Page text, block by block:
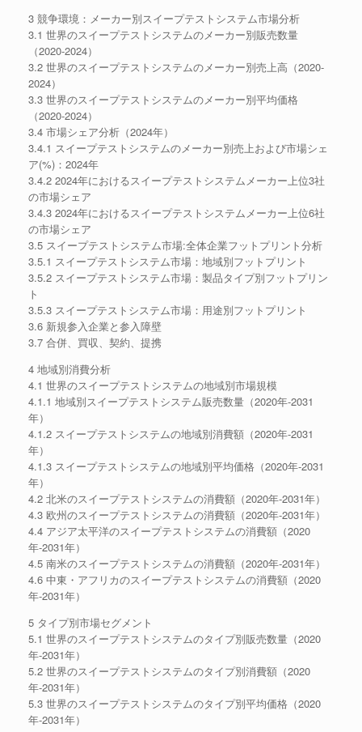
3 競争環境：メーカー別スイープテストシステム市場分析
3.1 世界のスイープテストシステムのメーカー別販売数量
（2020-2024）
3.2 世界のスイープテストシステムのメーカー別売上高（2020-
2024）
3.3 世界のスイープテストシステムのメーカー別平均価格
（2020-2024）
3.4 市場シェア分析（2024年）
3.4.1 スイープテストシステムのメーカー別売上および市場シェ
ア(%)：2024年
3.4.2 2024年におけるスイープテストシステムメーカー上位3社
の市場シェア
3.4.3 2024年におけるスイープテストシステムメーカー上位6社
の市場シェア
3.5 スイープテストシステム市場:全体企業フットプリント分析
3.5.1 スイープテストシステム市場：地域別フットプリント
3.5.2 スイープテストシステム市場：製品タイプ別フットプリン
ト
3.5.3 スイープテストシステム市場：用途別フットプリント
3.6 新規参入企業と参入障壁
3.7 合併、買収、契約、提携
4 地域別消費分析
4.1 世界のスイープテストシステムの地域別市場規模
4.1.1 地域別スイープテストシステム販売数量（2020年-2031
年）
4.1.2 スイープテストシステムの地域別消費額（2020年-2031
年）
4.1.3 スイープテストシステムの地域別平均価格（2020年-2031
年）
4.2 北米のスイープテストシステムの消費額（2020年-2031年）
4.3 欧州のスイープテストシステムの消費額（2020年-2031年）
4.4 アジア太平洋のスイープテストシステムの消費額（2020
年-2031年）
4.5 南米のスイープテストシステムの消費額（2020年-2031年）
4.6 中東・アフリカのスイープテストシステムの消費額（2020
年-2031年）
5 タイプ別市場セグメント
5.1 世界のスイープテストシステムのタイプ別販売数量（2020
年-2031年）
5.2 世界のスイープテストシステムのタイプ別消費額（2020
年-2031年）
5.3 世界のスイープテストシステムのタイプ別平均価格（2020
年-2031年）